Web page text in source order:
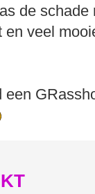
de schade
en veel
een